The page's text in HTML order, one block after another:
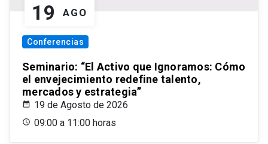
19 AGO
Conferencias
Seminario: “El Activo que Ignoramos: Cómo
el envejecimiento redefine talento,
mercados y estrategia”
19 de Agosto de 2026
09:00 a 11:00 horas